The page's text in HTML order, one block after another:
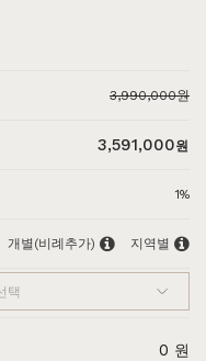
3,990,000원
3,591,000원
1%
개별(비례추가) 지역별
0 원